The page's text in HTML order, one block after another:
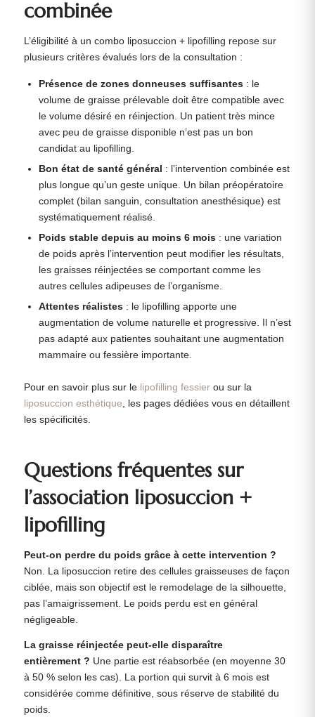
combinée
L’éligibilité à un combo liposuccion + lipofilling repose sur
plusieurs critères évalués lors de la consultation :
Présence de zones donneuses suffisantes: le
volume de graisse prélevable doit être compatible avec
le volume désiré en réinjection. Un patient très mince
avec peu de graisse disponible n’est pas un bon
candidat au lipofilling.
Bon état de santé général : l’intervention combinée est
plus longue qu’un geste unique. Un bilan préopératoire
complet (bilan sanguin, consultation anesthésique) est
systématiquement réalisé.
Poids stable depuis au moins 6 mois: une variation
de poids après l’intervention peut modifier les résultats,
les graisses réinjectées se comportant comme les
autres cellules adipeuses de l’organisme.
Attentes réalistes: le lipofilling apporte une
augmentation de volume naturelle et progressive. Il n’est
pas adapté aux patientes souhaitant une augmentation
mammaire ou fessière importante.
Pour en savoir plus sur le lipofilling fessierou sur la
liposuccion esthétique , les pages dédiées vous en détaillent
les spécificités.
Questions fréquentes sur
l’association liposuccion +
lipofilling
Peut-on perdre du poids grâce à cette intervention ?
Non. La liposuccion retire des cellules graisseuses de façon
ciblée, mais son objectif est le remodelage de la silhouette,
pas l’amaigrissement. Le poids perdu est en général
négligeable.
La graisse réinjectée peut-elle disparaître
entièrement ? Une partie est réabsorbée (en moyenne 30
à 50 % selon les cas). La portion qui survit à 6 mois est
considérée comme définitive, sous réserve de stabilité du
poids.